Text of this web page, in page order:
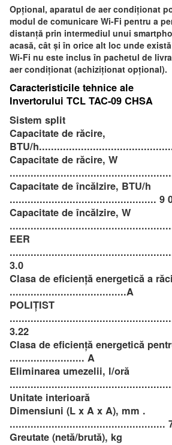
Opțional, aparatul de aer condiționat
modul de comunicare Wi-Fi pentru a
distanță prin intermediul unui
acasă, cât și în orice alt loc unde
Wi-Fi nu este inclus în pachetul de
aer condiționat (achiziționat opțional).
Caracteristicile tehnice ale
Invertorului TCL TAC-09 CHSA
Sistem split
Capacitate de răcire,
BTU/
Capacitate de răcire, W
Capacitate de încălzire, BTU/h
................................................. 9
Capacitate de încălzire, W
EER
3.0
Clasa de eficiență energetică a
.......................................A
POLIȚIST
3.22
Clasa de eficiență energetică
......................... A
Eliminarea umezelii, l/oră
Unitate interioară
Dimensiuni (L x A x A), mm .
....................................................
Greutate (netă/brută), kg